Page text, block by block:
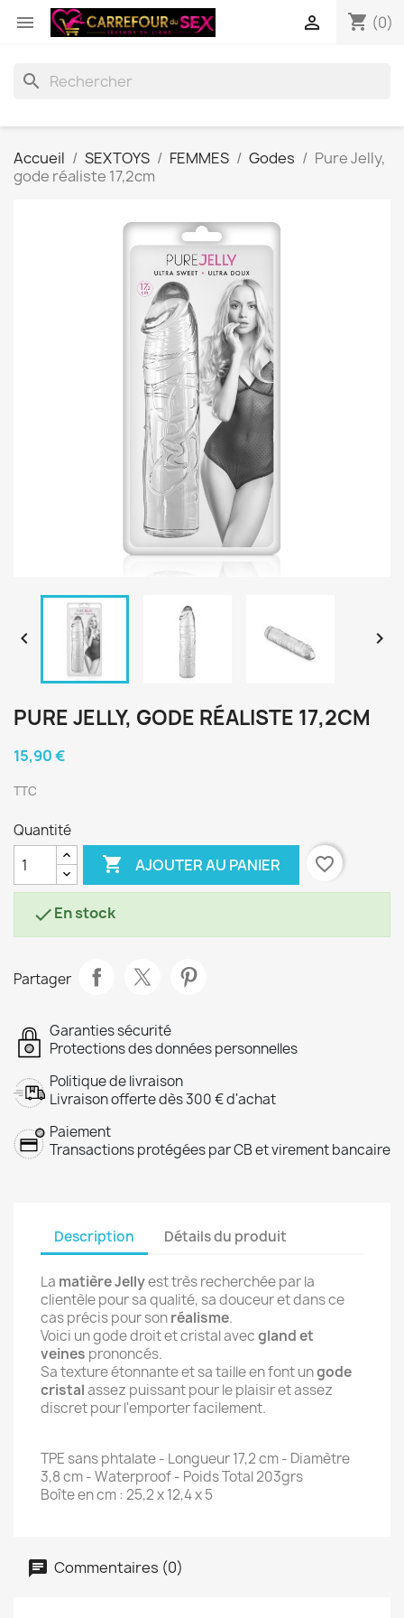
 shopping_cart (0)

search
Accueil SEXTOYS FEMMES Godes
Pure Jelly,
gode réaliste 17,2cm
 
PURE JELLY, GODE RÉALISTE 17,2CM
15,90 €
TTC
Quantité
 AJOUTER AU PANIER favorite_border
En stock
Partager
Garanties sécurité
Protections des données personnelles
Politique de livraison
Livraison offerte dès 300 € d'achat
Paiement
Transactions protégées par CB et virement bancaire
Description Détails du produit
La matière Jellyest très recherchée par la
clientèle pour sa qualité, sa douceur et dans ce
cas précis pour sonréalisme.
Voici un gode droit et cristal avecgland et
veines prononcés.
Sa texture étonnante et sa taille en font ungode
cristalassez puissant pour le plaisir et assez
discret pour l'emporter facilement.
TPE sans phtalate - Longueur 17,2 cm - Diamètre
3,8 cm - Waterproof - Poids Total 203grs
Boîte en cm : 25,2 x 12,4 x 5
Commentaires (0)